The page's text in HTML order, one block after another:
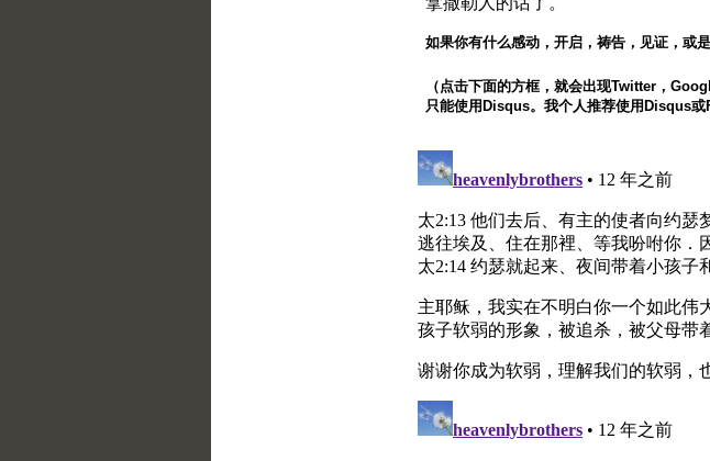
如果你有什么感动，开启，祷告，见证，或
（点击下面的方框，就会出现Twitter，
只能使用Disqus。我个人推荐使用Disqus